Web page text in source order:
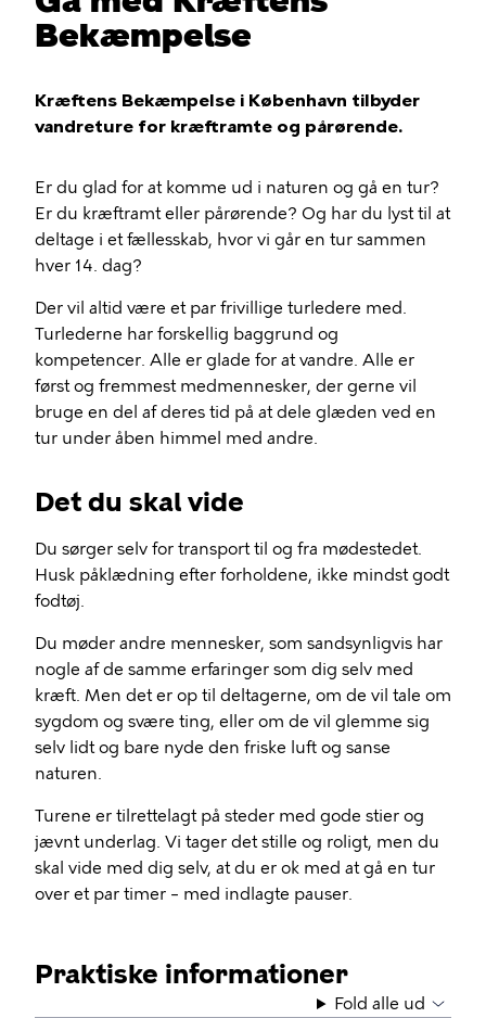
Bekæmpelse
Kræftens Bekæmpelse i København tilbyder
vandreture for kræftramte og pårørende.
Er du glad for at komme ud i naturen og gå en tur?
Er du kræftramt eller pårørende? Og har du lyst til at
deltage i et fællesskab, hvor vi går en tur sammen
hver 14. dag?
Der vil altid være et par frivillige turledere med.
Turlederne har forskellig baggrund og
kompetencer. Alle er glade for at vandre. Alle er
først og fremmest medmennesker, der gerne vil
bruge en del af deres tid på at dele glæden ved en
tur under åben himmel med andre.
Det du skal vide
Du sørger selv for transport til og fra mødestedet.
Husk påklædning efter forholdene, ikke mindst godt
fodtøj.
Du møder andre mennesker, som sandsynligvis har
nogle af de samme erfaringer som dig selv med
kræft. Men det er op til deltagerne, om de vil tale om
sygdom og svære ting, eller om de vil glemme sig
selv lidt og bare nyde den friske luft og sanse
naturen.
Turene er tilrettelagt på steder med gode stier og
jævnt underlag. Vi tager det stille og roligt, men du
skal vide med dig selv, at du er ok med at gå en tur
over et par timer – med indlagte pauser.
Praktiske informationer
Fold alle ud